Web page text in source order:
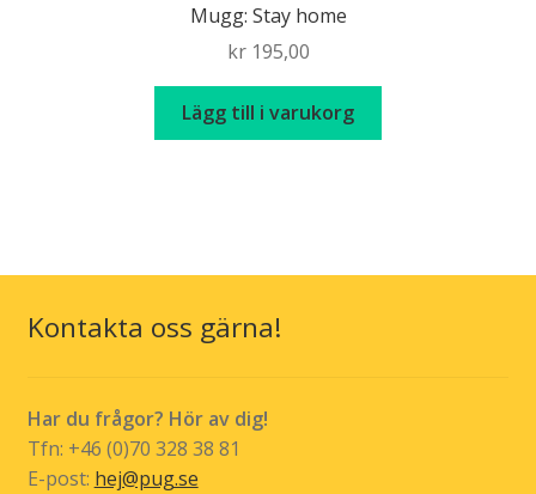
Mugg: Stay home
kr195,00
Lägg till i varukorg
Kontakta oss gärna!
Har du frågor? Hör av dig!
Tfn: +46 (0)70 328 38 81
E-post: hej@pug.se